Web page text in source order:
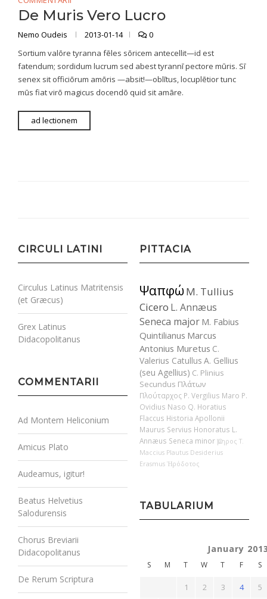
De Muris Vero Lucro
Nemo Oudeis 2013-01-14
0
Sortium valōre tyranna fēles sōricem antecellit—id est
fatendum; sordidum lucrum sed abest tyrannī pectore mūris. Sī
senex sit officiōrum amōris —absit!—oblītus, locuplētior tunc
mūs fiat virō magicus docendō quid sit amāre.
ad lectionem
CIRCULI LATINI
Circulus Latinus Matritensis
(et Græcus)
Grex Latinus
Didacopolitanus
COMMENTARII
Ad Montem Heliconium
Amicus Plato
Audeamus, igitur!
Beatus Helvetius
Salodurensis
Chorus Breviarii
Didacopolitanus
De Rerum Scriptura
PITTACIA
ΨαπφώM. Tullius
Cicero L. Annæus
Seneca major M. Fabius
Quintilianus Marcus
Antonius Muretus C.
Valerius Catullus A. Gellius
(seu Agellius) C. Plinius
Secundus Πλάτων
Πλούταρχος P. Vergilius Maro P.
Ovidius Naso Q. Horatius
Flaccus Historia Apollonii
Maurus Servius Honoratus L.
Annæus Seneca minor Ὅμηρος T.
Maccius Plautus Desiderius
Erasmus Ἡρόδοτος
TABULARIUM
January
S M T W T F S
1 2 3 4
5